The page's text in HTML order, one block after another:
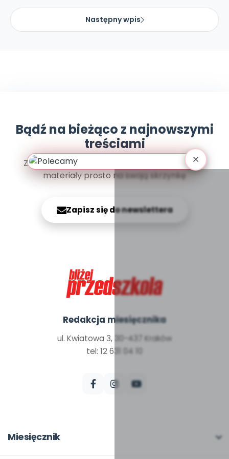
Pomoc
Następny wpis
Bądź na bieżąco z najnowszymi
treściami
Zapisz się do newslettera i otrzymuj najlepsze
materiały prosto na swoją skrzynkę
Zapisz się do newslettera
Redakcja miesięcznika
ul. Kwiatowa 3, 30-437 Kraków
tel: 12 631 04 10
Miesięcznik